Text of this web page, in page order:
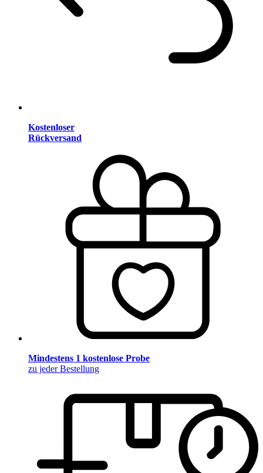
Kostenloser
Rückversand
Mindestens 1 kostenlose Probe
zu jeder Bestellung